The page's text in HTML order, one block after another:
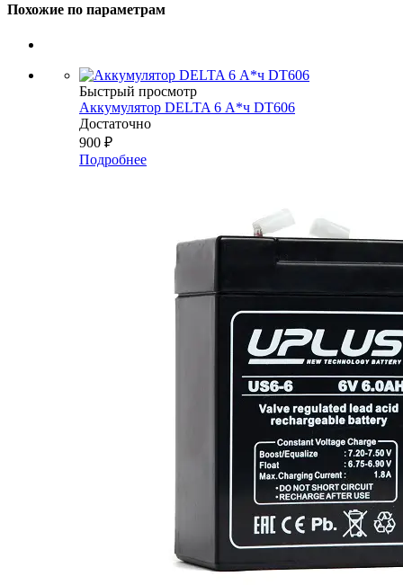
Похожие по параметрам
Быстрый просмотр
Аккумулятор DELTA 6 А*ч DT606
Достаточно
900 ₽
Подробнее